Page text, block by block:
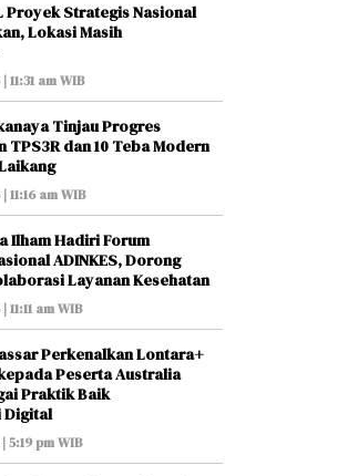
Proyek Strategis Nasional
Lokasi Masih
am WIB
Tinjau Progres
TPS3R dan 10 Teba Modern
am WIB
Ilham Hadiri Forum
ADINKES, Dorong
Layanan Kesehatan
am WIB
Perkenalkan Lontara+
Peserta Australia
Praktik Baik
Digital
5:19 pm WIB